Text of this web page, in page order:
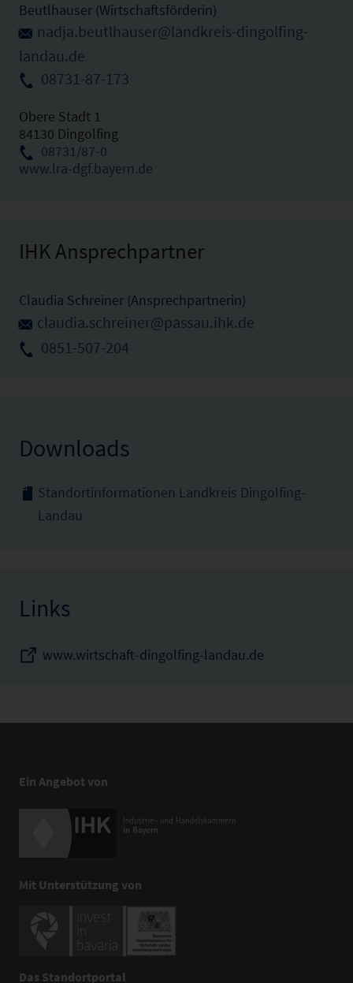
Beutlhauser (Wirtschaftsförderin)
nadja.beutlhauser@landkreis-dingolfing-
landau.de
08731-87-173
Obere Stadt 1
84130 Dingolfing
08731/87-0
www.lra-dgf.bayern.de
IHK Ansprechpartner
Claudia Schreiner (Ansprechpartnerin)
claudia.schreiner@passau.ihk.de
0851-507-204
Downloads
Standortinformationen Landkreis Dingolfing-
Landau
Links
www.wirtschaft-dingolfing-landau.de
Ein Angebot von
Mit Unterstützung von
Das Standortportal